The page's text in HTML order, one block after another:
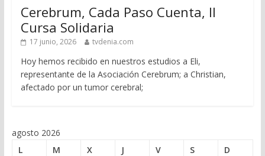
Cerebrum, Cada Paso Cuenta, II
Cursa Solidaria
17 junio, 2026 tvdenia.com
Hoy hemos recibido en nuestros estudios a Eli,
representante de la Asociación Cerebrum; a Christian,
afectado por un tumor cerebral;
agosto 2026
L
M X J V S
D